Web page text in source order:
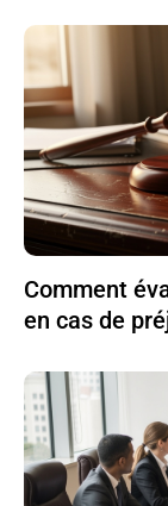
Comment
en cas de